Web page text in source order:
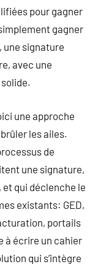
pour gagner
gagner
une signature
avec une
une approche
les ailes.
de
une signature,
qui déclenche le
existants: GED,
portails
à écrire un cahier
qui s’intègre